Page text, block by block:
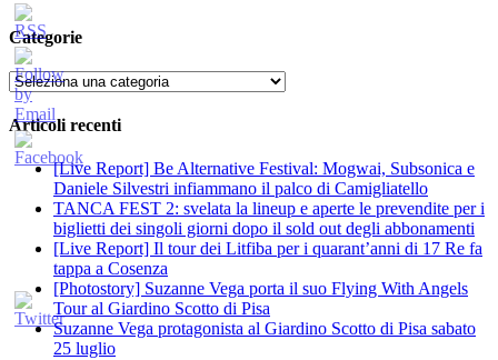
Categorie
Categorie
Articoli recenti
[Live Report] Be Alternative Festival: Mogwai, Subsonica e
Daniele Silvestri infiammano il palco di Camigliatello
TANCA FEST 2: svelata la lineup e aperte le prevendite per i
biglietti dei singoli giorni dopo il sold out degli abbonamenti
[Live Report] Il tour dei Litfiba per i quarant’anni di 17 Re fa
tappa a Cosenza
[Photostory] Suzanne Vega porta il suo Flying With Angels
Tour al Giardino Scotto di Pisa
Suzanne Vega protagonista al Giardino Scotto di Pisa sabato
25 luglio